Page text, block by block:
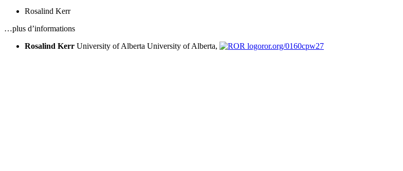
Rosalind Kerr
…plus d’informations
Rosalind Kerr University of Alberta University of Alberta, ror.org/0160cpw27